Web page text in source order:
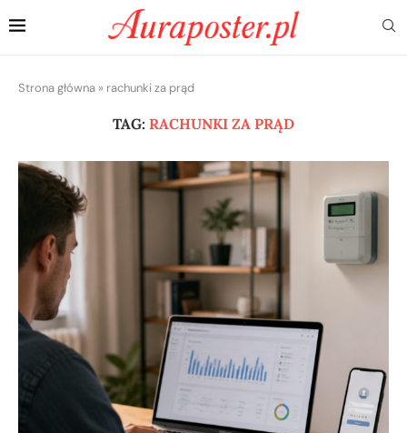
Strona główna » rachunki za prąd
TAG: RACHUNKI ZA PRĄD